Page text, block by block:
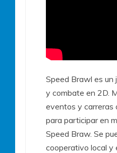
Speed Brawl es un
y combate en 2D.
eventos y carreras
para participar en
Speed Braw. Se
cooperativo local y